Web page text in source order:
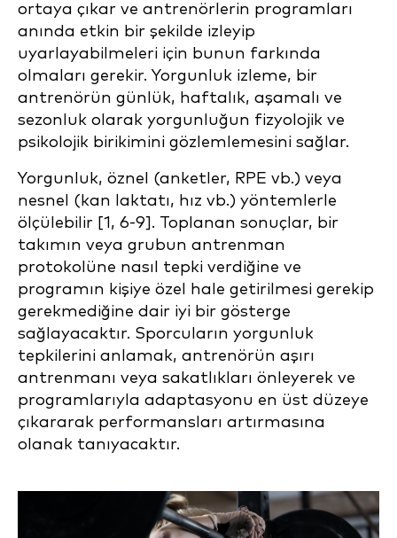
ortaya çıkar ve antrenörlerin programları
anında etkin bir şekilde izleyip
uyarlayabilmeleri için bunun farkında
olmaları gerekir. Yorgunluk izleme, bir
antrenörün günlük, haftalık, aşamalı ve
sezonluk olarak yorgunluğun fizyolojik ve
psikolojik birikimini gözlemlemesini sağlar.
Yorgunluk, öznel (anketler, RPE vb.) veya
nesnel (kan laktatı, hız vb.) yöntemlerle
ölçülebilir [1, 6-9]. Toplanan sonuçlar, bir
takımın veya grubun antrenman
protokolüne nasıl tepki verdiğine ve
programın kişiye özel hale getirilmesi gerekip
gerekmediğine dair iyi bir gösterge
sağlayacaktır. Sporcuların yorgunluk
tepkilerini anlamak, antrenörün aşırı
antrenmanı veya sakatlıkları önleyerek ve
programlarıyla adaptasyonu en üst düzeye
çıkararak performansları artırmasına
olanak tanıyacaktır.